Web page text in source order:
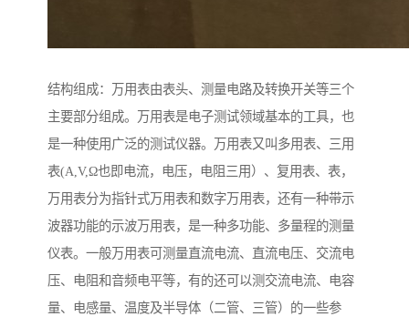
结构组成：万用表由表头、测量电路及转换开关等三个
主要部分组成。万用表是电子测试领域基本的工具，也
是一种使用广泛的测试仪器。万用表又叫多用表、三用
表(A,V,Ω也即电流，电压，电阻三用）、复用表、表，
万用表分为指针式万用表和数字万用表，还有一种带示
波器功能的示波万用表，是一种多功能、多量程的测量
仪表。一般万用表可测量直流电流、直流电压、交流电
压、电阻和音频电平等，有的还可以测交流电流、电容
量、电感量、温度及半导体（二管、三管）的一些参